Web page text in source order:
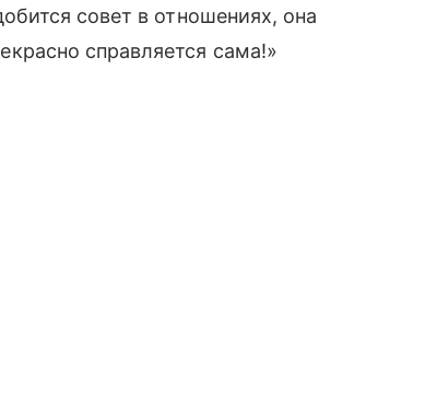
совет в отношениях, она
справляется сама!»